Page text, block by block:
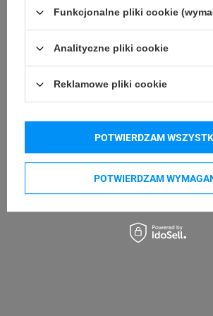
Godex RT700 Godex RT700i
Godex RT730 Godex RT863i
Godex ZX1200i Godex ZX1300i
Kupowane razem
Funkcjonalne pliki cookie
Analityczne pliki cookie
Reklamowe pliki cookie
POTWIERDZAM
POTWIERDZAM